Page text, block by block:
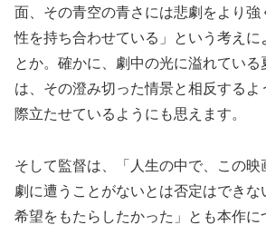
面、その青空の青さには悲劇をより強
性を持ち合わせている」という考えに
とか。確かに、劇中の光に溢れている
は、その澄み切った情景と相反するよ
際立たせているようにも思えます。
そして監督は、「人生の中で、この映
劇に遭うことがないとは否定はできな
希望をもたらしたかった」とも本作に